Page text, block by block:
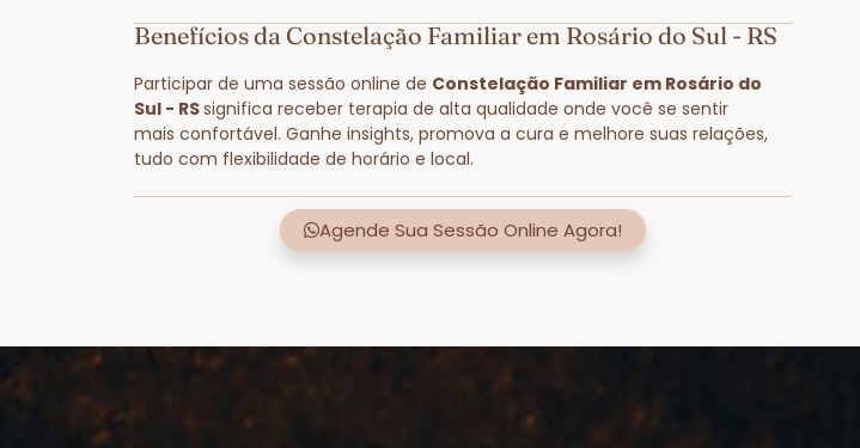
Benefícios da Constelação Familiar em Rosário do Sul - RS
Participar de uma sessão online de Constelação Familiar em Rosário do
Sul - RSsignifica receber terapia de alta qualidade onde você se sentir
mais confortável. Ganhe insights, promova a cura e melhore suas relações,
tudo com flexibilidade de horário e local.
Agende Sua Sessão Online Agora!